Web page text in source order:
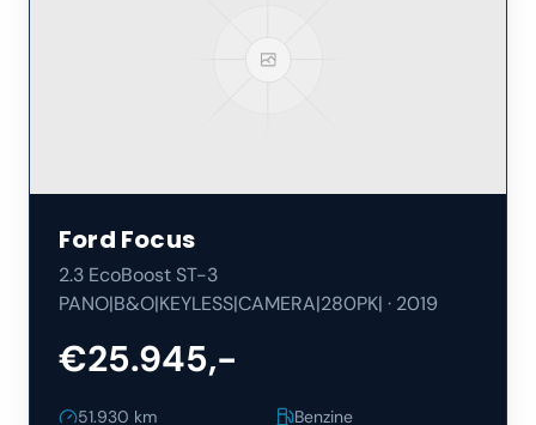
Ford Focus
2.3 EcoBoost ST-3
PANO|B&O|KEYLESS|CAMERA|280PK| · 2019
€25.945,-
51.930 km
Benzine